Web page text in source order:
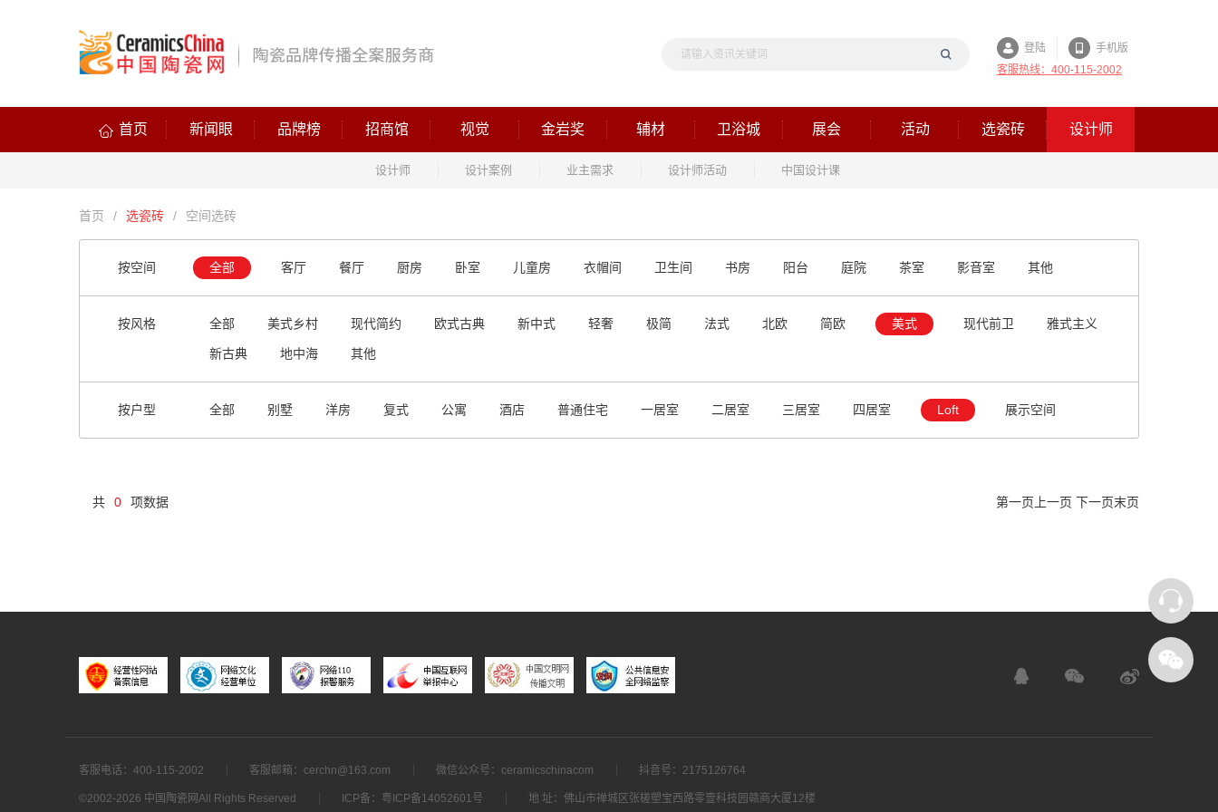
登陆
手机版
客服热线：400-115-2002
首页 新闻眼 品牌榜 招商馆 视觉 金岩奖 辅材 卫浴城 展会 活动 选瓷砖 设计师
设计师 设计案例 业主需求 设计师活动 中国设计课
首页 / 选瓷砖 / 空间选砖
按空间 全部 客厅 餐厅 厨房 卧室 儿童房 衣帽间 卫生间 书房 阳台 庭院 茶室 影音室 其他
按风格 全部 美式乡村 现代简约 欧式古典 新中式 轻奢 极简 法式 北欧 简欧 美式 现代前卫 雅式主义
新古典 地中海 其他
按户型 全部 别墅 洋房 复式 公寓 酒店 普通住宅 一居室 二居室 三居室 四居室 Loft 展示空间
共 0 项数据 第一页 上一页 下一页末页
客服电话：400-115-2002 客服邮箱：cerchn@163.com 微信公众号：ceramicschinacom 抖音号：2175126764
©2002-2026 中国陶瓷网All Rights Reserved ICP备： 粤ICP备14052601号 地 址：佛山市禅城区张槎塱宝西路零壹科技园赣商大厦12楼